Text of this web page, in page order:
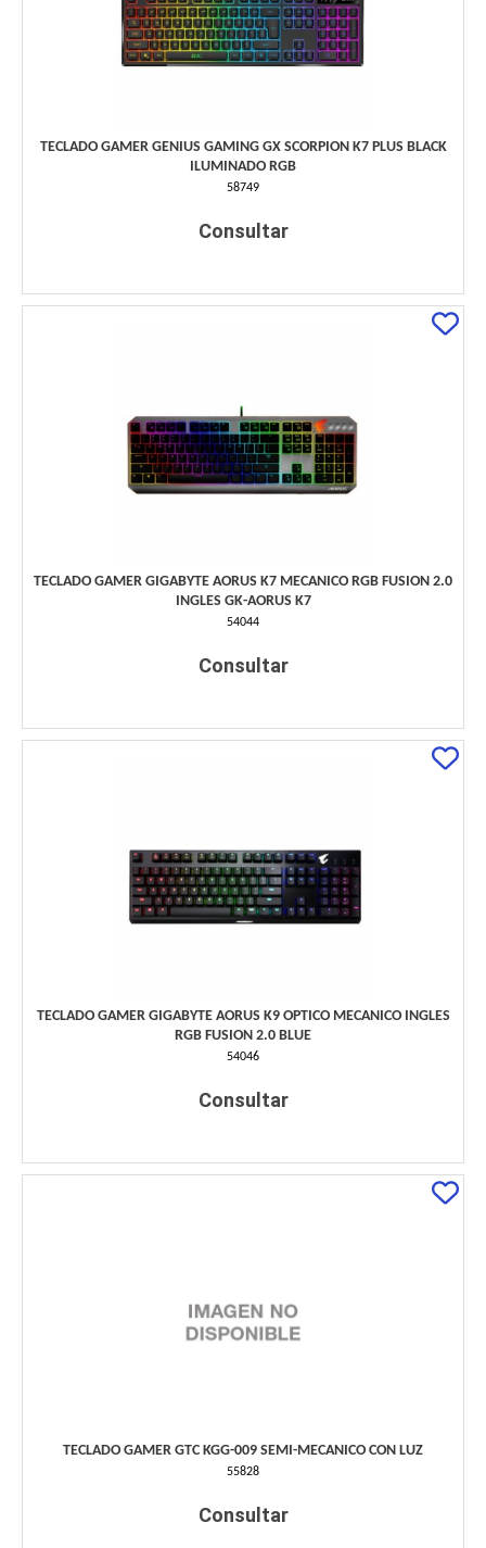
TECLADO GAMER GENIUS GAMING GX SCORPION K7 PLUS BLACK
ILUMINADO RGB
58749
Consultar
TECLADO GAMER GIGABYTE AORUS K7 MECANICO RGB FUSION 2.0
INGLES GK-AORUS K7
54044
Consultar
TECLADO GAMER GIGABYTE AORUS K9 OPTICO MECANICO INGLES
RGB FUSION 2.0 BLUE
54046
Consultar
TECLADO GAMER GTC KGG-009 SEMI-MECANICO CON LUZ
55828
Consultar